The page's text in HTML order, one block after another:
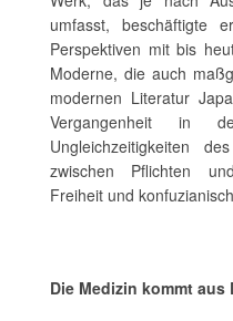
umfasst, beschäftigte
Perspektiven mit bis
Moderne, die auch
modernen Literatur
Vergangenheit in
Ungleichzeitigkeiten
zwischen Pflichten
Freiheit und
Die Medizin kommt aus